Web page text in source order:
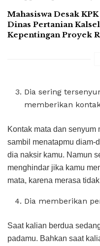
Mahasiswa Desak
Dinas Pertanian
Kepentingan Proyek
Dia sering
memberikan
Kontak mata dan
sambil menatapmu diam-
dia naksir kamu. Namun
menghindar jika kamu
mata, karena merasa
Dia memberikan
Saat kalian berdua
padamu. Bahkan saat